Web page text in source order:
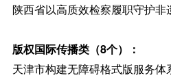
陕西省以高质效检察履职守护非
版权国际传播类（8个）：
天津市构建无障碍格式版服务